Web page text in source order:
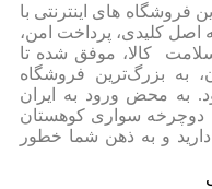
فروشگاه های اینترنتی با
اصل کلیدی، پرداخت امن،
کالا، موفق شده تا
به بزرگ‌ترین فروشگاه
به محض ورود به ایران‌
دوچرخه سواری کوهستان
و به ذهن شما خطور